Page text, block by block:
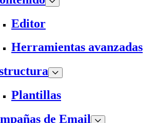
Editor
Herramientas avanzadas
Plantillas
de Email